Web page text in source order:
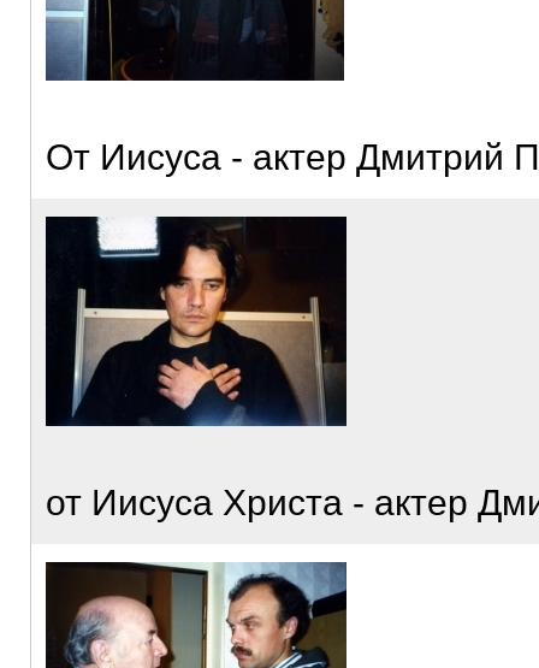
От Иисуса - актер Дмитрий
от Иисуса Христа - актер